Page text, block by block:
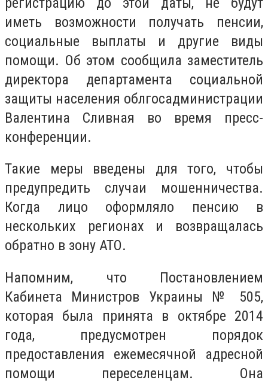
иметь возможности получать пенсии,
социальные выплаты и другие виды
помощи. Об этом сообщила заместитель
директора департамента социальной
защиты населения облгосадминистрации
Валентина Сливная во время пресс-
конференции.
Такие меры введены для того, чтобы
предупредить случаи мошенничества.
Когда лицо оформляло пенсию в
нескольких регионах и возвращалась
обратно в зону АТО.
Напомним, что Постановлением
Кабинета Министров Украины № 505,
которая была принята в октябре 2014
года, предусмотрен порядок
предоставления ежемесячной адресной
помощи переселенцам. Она